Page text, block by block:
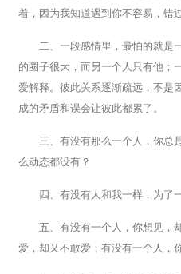
着，因为我知道遇到你不容易，错
二、一段感情里，最怕的就是
的圈子很大，而另一个人只有他；
爱解释。彼此关系逐渐疏远，不是
成的矛盾和误会让彼此都累了。
三、有没有那么一个人，你总
么动态都没有？
四、有没有人和我一样，为了
五、有没有一个人，你想见，
爱，却又不敢爱；有没有一个人，